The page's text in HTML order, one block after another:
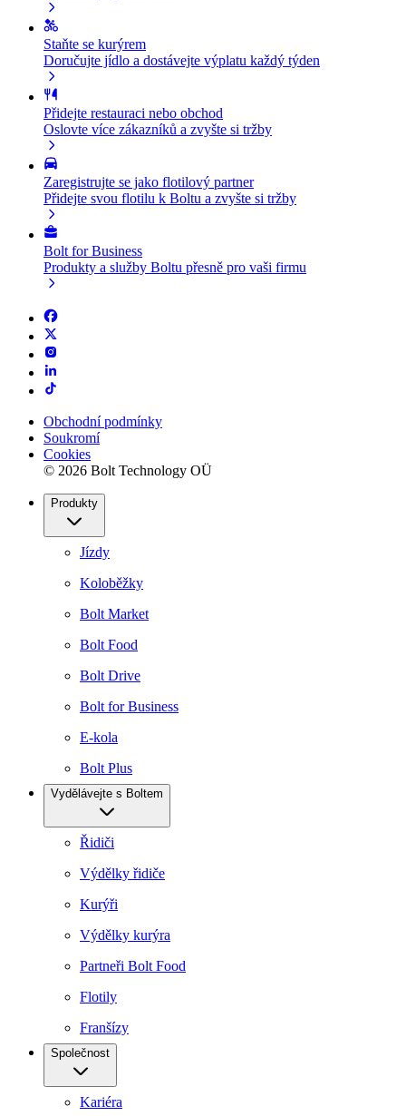
Staňte se kurýrem
Doručujte jídlo a dostávejte výplatu každý týden
Přidejte restauraci nebo obchod
Oslovte více zákazníků a zvyšte si tržby
Zaregistrujte se jako flotilový partner
Přidejte svou flotilu k Boltu a zvyšte si tržby
Bolt for Business
Produkty a služby Boltu přesně pro vaši firmu
Obchodní podmínky
Soukromí
Cookies
© 2026 Bolt Technology OÜ
Produkty
Jízdy
Koloběžky
Bolt Market
Bolt Food
Bolt Drive
Bolt for Business
E-kola
Bolt Plus
Vydělávejte s Boltem
Řidiči
Výdělky řidiče
Kurýři
Výdělky kurýra
Partneři Bolt Food
Flotily
Franšízy
Společnost
Kariéra